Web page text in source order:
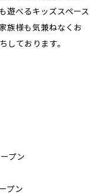
遊べるキッズスペース
族様も気兼ねなくお
しております。
プン
プン